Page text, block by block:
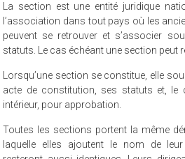
La section est une entité juridique
l’association dans tout pays où les
peuvent se retrouver et s’associer
statuts. Le cas échéant une section peut
Lorsqu’une section se constitue, elle
acte de constitution, ses statuts et, le
intérieur, pour approbation.
Toutes les sections portent la même
laquelle elles ajoutent le nom de